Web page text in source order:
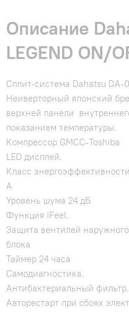
Описание
LEGEND ON/
Сплит-система Dahatsu
Неиверторный японский
верхней панели
показанием температуры.
Компрессор GMCC-Toshiba
LED дисплей.
Класс энергоэффективности
Уровень шума 24 дБ
Функция iFeel.
Защита вентилей наружного
Таймер 24 часа
Самодиагностика.
Антибактериальный фильтр.
Авторестарт при сбоях